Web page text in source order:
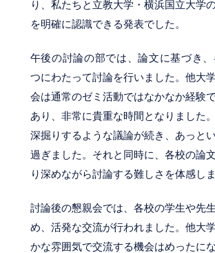
り、私たちと立教大学・横浜国立大学
を明確に認識できる発表でした。
午後の討論の部では、論文に基づき
つにわたって討論を行いました。他大
会は通常のゼミ活動ではなかなか経験
あり、非常に貴重な時間となりました
深掘りするような議論が続き、あっと
過ぎました。それと同時に、各校の論
り深めながら討論する難しさを体感しま
討論後の懇親会では、各校の学生や先
め、活発な交流が行われました。他大
かな雰囲気で交流する機会はめったに